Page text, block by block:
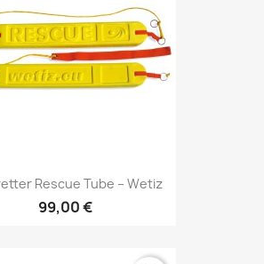
Rescue Tube – Wetiz
99,00 €